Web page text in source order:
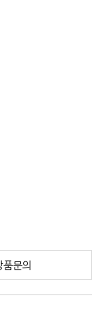
품문의